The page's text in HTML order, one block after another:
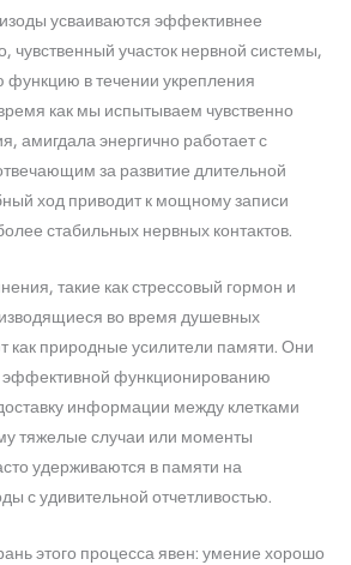
усваиваются эффективнее
чувственный участок нервной системы,
функцию в течении укрепления
как мы испытываем чувственно
амигдала энергично работает с
за развитие длительной
ход приводит к мощному записи
стабильных нервных контактов.
такие как стрессовый гормон и
во время душевных
природные усилители памяти. Они
эффективной функционированию
информации между клетками
тяжелые случаи или моменты
удерживаются в памяти на
с удивительной отчетливостью.
этого процесса явен: умение хорошо